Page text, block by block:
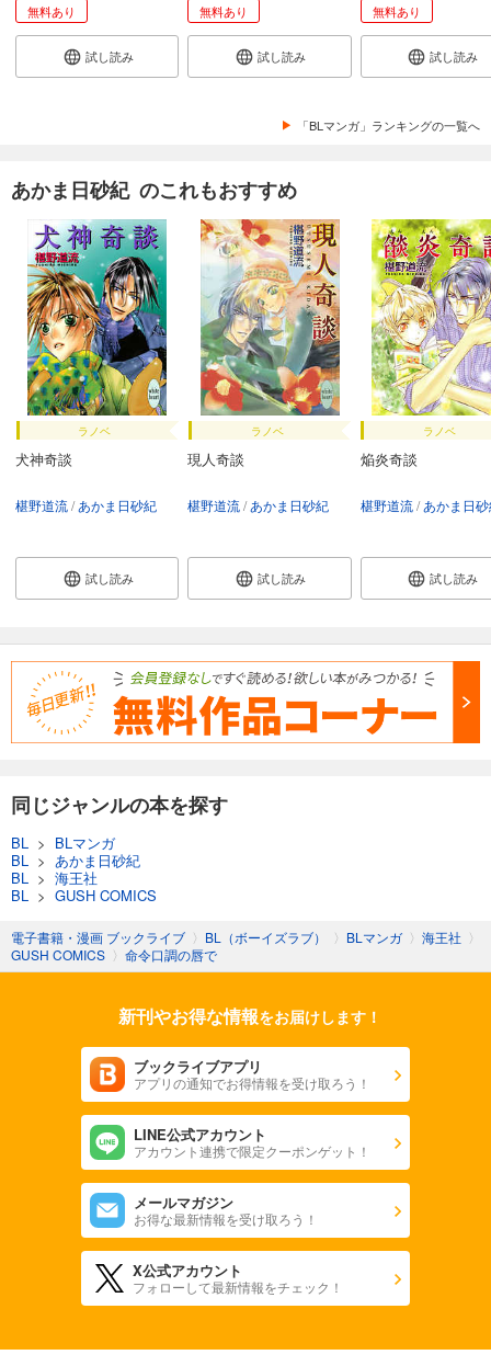
無料あり
試し読み
無料あり
試し読み
無料あり
試し読み
「BLマンガ」ランキングの一覧へ
あかま日砂紀 のこれもおすすめ
ラノベ
犬神奇談
椹野道流 あかま日砂紀
試し読み
ラノベ
現人奇談
椹野道流 あかま日砂紀
試し読み
ラノベ
焔炎奇談
椹野道流 あかま日
試し読み
同じジャンルの本を探す
BL > BLマンガ
BL
> あかま日砂紀
BL
> 海王社
BL
> GUSH COMICS
電子書籍・漫画 ブックライブ 〉 BL（ボーイズラブ） 〉 BLマンガ 〉 海王社 〉
GUSH COMICS 〉 命令口調の唇で
新刊やお得な情報をお届けします！
ブックライブアプリ
アプリの通知でお得情報を受け取ろう！
LINE公式アカウント
アカウント連携で限定クーポンゲット！
メールマガジン
お得な最新情報を受け取ろう！
X公式アカウント
フォローして最新情報をチェック！